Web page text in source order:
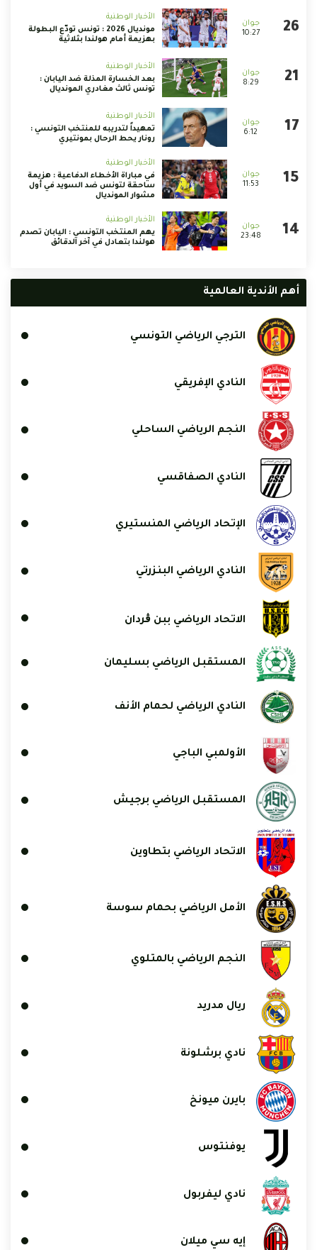
10:27
الأخبار الوطنية
مونديال 2026 : تونس تودّع البطولة
بهزيمة أمام هولندا بثلاثية
8:29
الأخبار الوطنية
بعد الخسارة المذلة ضد اليابان :
تونس ثالث مغادري المونديال
6:12
الأخبار الوطنية
تمهيداً لتدريبه للمنتخب التونسي :
رونار يحط الرحال بمونتيري
11:53
الأخبار الوطنية
في مباراة الأخطاء الدفاعية : هزيمة
ساحقة لتونس ضد السويد في أول
مشوار المونديال
23:48
الأخبار الوطنية
يهم المنتخب التونسي : اليابان تصدم
هولندا بتعادل في آخر الدقائق
أهم الأندية العالمية
الترجي الرياضي التونسي
النادي الإفريقي
النجم الرياضي الساحلي
النادي الصفاقسي
الإتحاد الرياضي المنستيري
النادي الرياضي البنزرتي
الاتحاد الرياضي ببن ڨردان
المستقبل الرياضي بسليمان
النادي الرياضي لحمام الأنف
الأولمبي الباجي
المستقبل الرياضي برجيش
الاتحاد الرياضي بتطاوين
الأمل الرياضي بحمام سوسة
النجم الرياضي بالمتلوي
ريال مدريد
نادي برشلونة
بايرن ميونخ
يوفنتوس
نادي ليفربول
إيه سي ميلان